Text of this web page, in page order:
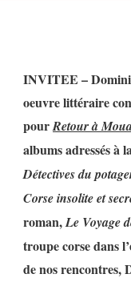
INVITEE –
oeuvre littéraire
pourRetour à
albums adressés à
Détectives du
Corse insolite et
roman,Le Voyage
troupe corse dans
de nos rencontres,